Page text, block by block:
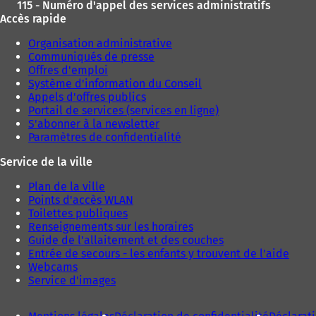
115 - Numéro d'appel des services administratifs
Accès rapide
Organisation administrative
Communiqués de presse
Offres d'emploi
Système d'information du Conseil
Appels d'offres publics
Portail de services (services en ligne)
S'abonner à la newsletter
Paramètres de confidentialité
Service de la ville
Plan de la ville
Points d'accès WLAN
Toilettes publiques
Renseignements sur les horaires
Guide de l'allaitement et des couches
Entrée de secours - les enfants y trouvent de l'aide
Webcams
Service d'images